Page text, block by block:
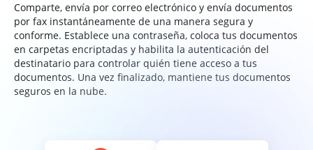
Comparte, envía por correo electrónico y envía documentos
por fax instantáneamente de una manera segura y
conforme. Establece una contraseña, coloca tus documentos
en carpetas encriptadas y habilita la autenticación del
destinatario para controlar quién tiene acceso a tus
documentos. Una vez finalizado, mantiene tus documentos
seguros en la nube.